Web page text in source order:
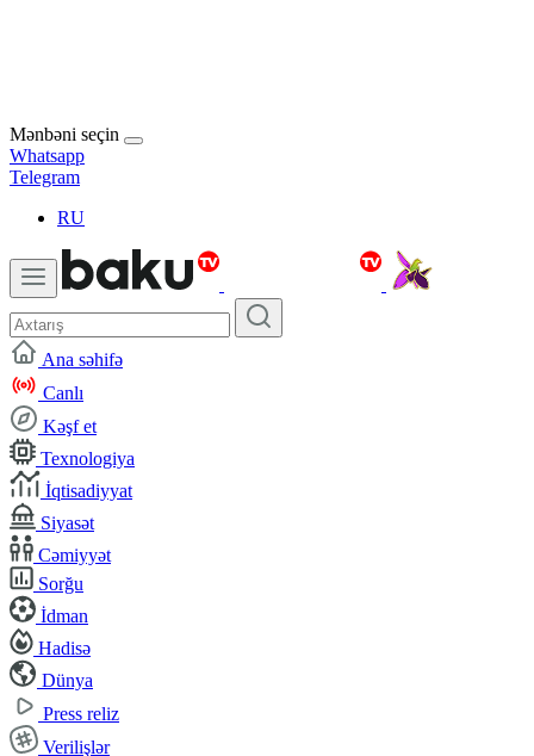
Mənbəni seçin
Whatsapp
Telegram
RU
Ana səhifə
Canlı
Kəşf et
Texnologiya
İqtisadiyyat
Siyasət
Cəmiyyət
Sorğu
İdman
Hadisə
Dünya
Press reliz
Verilişlər